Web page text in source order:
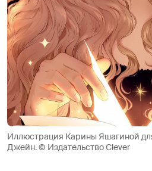
Иллюстрация Карины Яшагиной
Джейн. © Издательство Clever